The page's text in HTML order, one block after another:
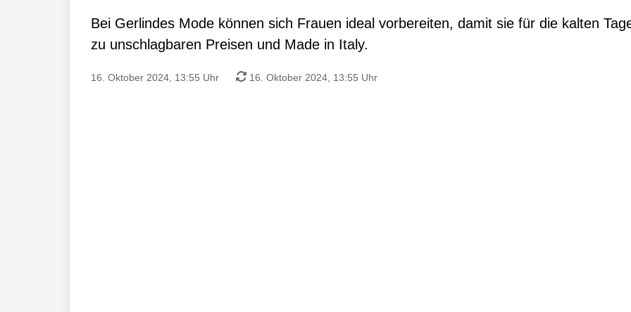
Bei Gerlindes Mode können sich Frauen ideal vorbereiten, damit sie für die kalten
zu unschlagbaren Preisen und Made in Italy.
16. Oktober 2024, 13:55 Uhr 16. Oktober 2024, 13:55 Uhr